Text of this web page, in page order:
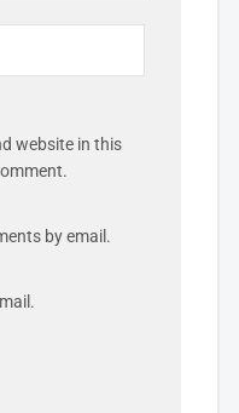
website in this
by email.